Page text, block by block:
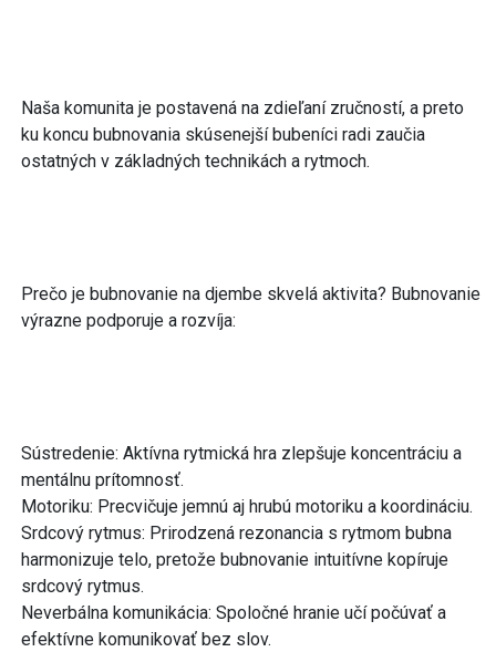
Naša komunita je postavená na zdieľaní zručností, a preto
ku koncu bubnovania skúsenejší bubeníci radi zaučia
ostatných v základných technikách a rytmoch.
Prečo je bubnovanie na djembe skvelá aktivita? Bubnovanie
výrazne podporuje a rozvíja:
Sústredenie: Aktívna rytmická hra zlepšuje koncentráciu a
mentálnu prítomnosť.
Motoriku: Precvičuje jemnú aj hrubú motoriku a koordináciu.
Srdcový rytmus: Prirodzená rezonancia s rytmom bubna
harmonizuje telo, pretože bubnovanie intuitívne kopíruje
srdcový rytmus.
Neverbálna komunikácia: Spoločné hranie učí počúvať a
efektívne komunikovať bez slov.